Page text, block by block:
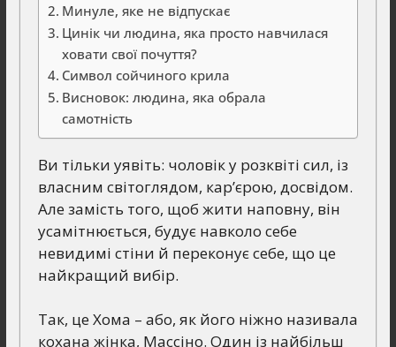
Минуле, яке не відпускає
Цинік чи людина, яка просто навчилася
ховати свої почуття?
Символ сойчиного крила
Висновок: людина, яка обрала
самотність
Ви тільки уявіть: чоловік у розквіті сил, із
власним світоглядом, кар’єрою, досвідом.
Але замість того, щоб жити наповну, він
усамітнюється, будує навколо себе
невидимі стіни й переконує себе, що це
найкращий вибір.
Так, це Хома – або, як його ніжно називала
кохана жінка, Массіно. Один із найбільш